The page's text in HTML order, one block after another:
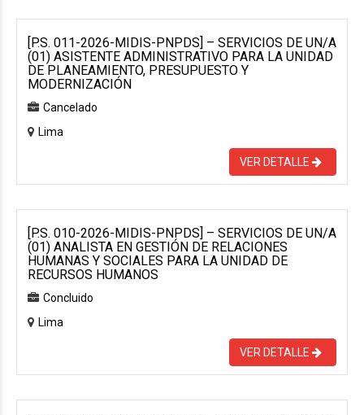
[P.S. 011-2026-MIDIS-PNPDS] – SERVICIOS DE UN/A
(01) ASISTENTE ADMINISTRATIVO PARA LA UNIDAD
DE PLANEAMIENTO, PRESUPUESTO Y
MODERNIZACIÓN
Cancelado
Lima
VER DETALLE
[P.S. 010-2026-MIDIS-PNPDS] – SERVICIOS DE UN/A
(01) ANALISTA EN GESTIÓN DE RELACIONES
HUMANAS Y SOCIALES PARA LA UNIDAD DE
RECURSOS HUMANOS
Concluido
Lima
VER DETALLE